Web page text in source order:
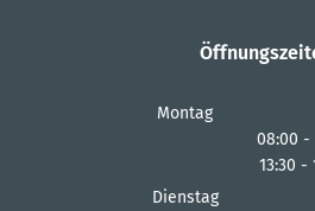
Montag
08:00 -
13:30 -
Dienstag